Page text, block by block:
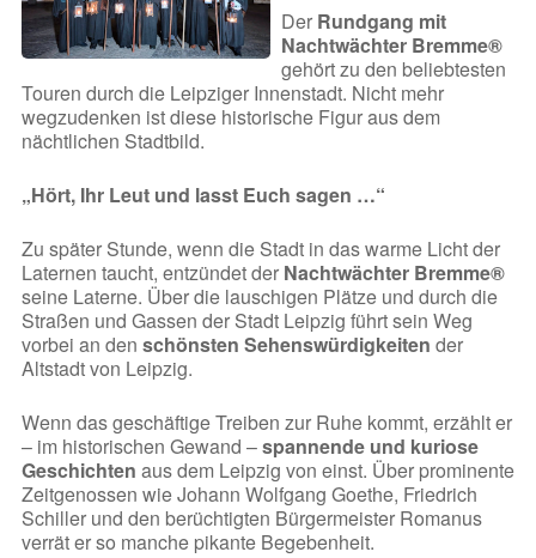
Der Rundgang mit
Nachtwächter Bremme®
gehört zu den beliebtesten
Touren durch die Leipziger Innenstadt. Nicht mehr
wegzudenken ist diese historische Figur aus dem
nächtlichen Stadtbild.
„Hört, Ihr Leut und lasst Euch sagen …“
Zu später Stunde, wenn die Stadt in das warme Licht der
Laternen taucht, entzündet der Nachtwächter Bremme®
seine Laterne. Über die lauschigen Plätze und durch die
Straßen und Gassen der Stadt Leipzig führt sein Weg
vorbei an den schönsten Sehenswürdigkeiten der
Altstadt von Leipzig.
Wenn das geschäftige Treiben zur Ruhe kommt, erzählt er
– im historischen Gewand –spannende und kuriose
Geschichten aus dem Leipzig von einst. Über prominente
Zeitgenossen wie Johann Wolfgang Goethe, Friedrich
Schiller und den berüchtigten Bürgermeister Romanus
verrät er so manche pikante Begebenheit.